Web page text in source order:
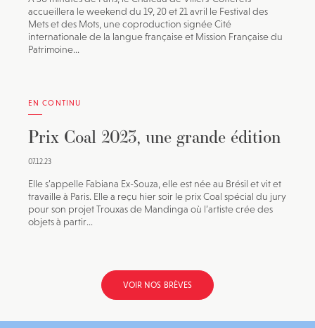
accueillera le weekend du 19, 20 et 21 avril le Festival des
Mets et des Mots, une coproduction signée Cité
internationale de la langue française et Mission Française du
Patrimoine...
EN CONTINU
Prix Coal 2023, une grande édition
07.12.23
Elle s’appelle Fabiana Ex-Souza, elle est née au Brésil et vit et
travaille à Paris. Elle a reçu hier soir le prix Coal spécial du jury
pour son projet Trouxas de Mandinga où l’artiste crée des
objets à partir...
VOIR NOS BRÈVES